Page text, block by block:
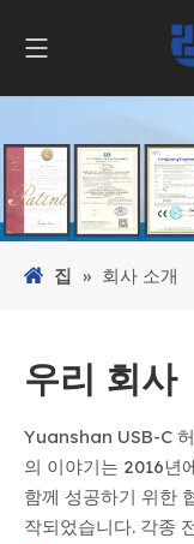
집 » 회사 소개
우리 회사
Yuanshan USB-C
의 이야기는 2016년
함께 성공하기 위한
작되었습니다. 각종